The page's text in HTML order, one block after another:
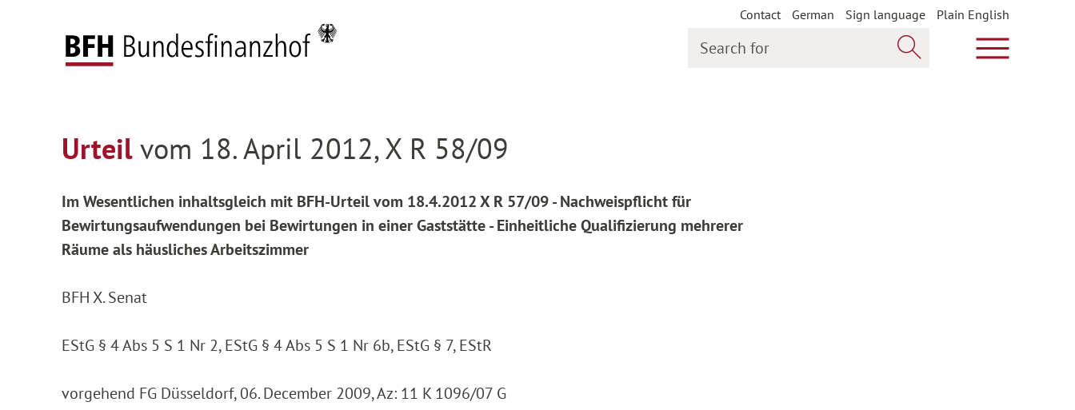
Contact German Sign language
Plain English
Show main
Federal Fiscal Court
Urteilvom 18. April 2012, X R 58/09
Im Wesentlichen inhaltsgleich mit BFH-Urteil vom 18.4.2012 X R 57/09 - Nachweispflicht für
Bewirtungsaufwendungen bei Bewirtungen in einer Gaststätte - Einheitliche Qualifizierung mehrerer
Räume als häusliches Arbeitszimmer
BFH X. Senat
EStG § 4 Abs 5 S 1 Nr 2, EStG § 4 Abs 5 S 1 Nr 6b, EStG § 7, EStR
vorgehend FG Düsseldorf, 06. December 2009, Az: 11 K 1096/07 G